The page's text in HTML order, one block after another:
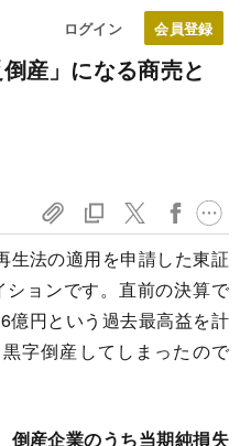
ログイン
産」になる商売と
法の適用を申請した東証
ョンです。直前の決算で
億円という過去最高益を計
字倒産してしまったので
倒産企業のうち当期純損失